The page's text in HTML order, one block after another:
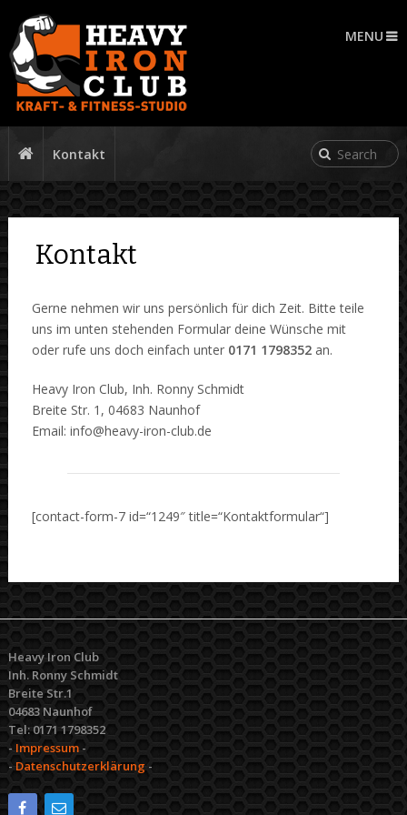
MENU
Kontakt
Kontakt
Gerne nehmen wir uns persönlich für dich Zeit. Bitte teile
uns im unten stehenden Formular deine Wünsche mit
oder rufe uns doch einfach unter 0171 1798352an.
Heavy Iron Club, Inh. Ronny Schmidt
Breite Str. 1, 04683 Naunhof
Email: info@heavy-iron-club.de
[contact-form-7 id=“1249″ title=“Kontaktformular“]
Heavy Iron Club
Inh. Ronny Schmidt
Breite Str.1
04683 Naunhof
Tel: 0171 1798352
-Impressum-
- Datenschutzerklärung -